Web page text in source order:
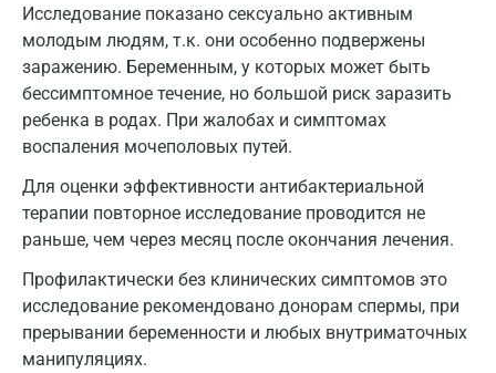
Исследование показано сексуально активным
молодым людям, т.к. они особенно подвержены
заражению. Беременным, у которых может быть
бессимптомное течение, но большой риск заразить
ребенка в родах. При жалобах и симптомах
воспаления мочеполовых путей.
Для оценки эффективности антибактериальной
терапии повторное исследование проводится не
раньше, чем через месяц после окончания лечения.
Профилактически без клинических симптомов это
исследование рекомендовано донорам спермы, при
прерывании беременности и любых внутриматочных
манипуляциях.